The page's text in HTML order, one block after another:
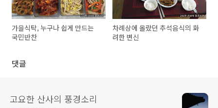
가을식탁, 누구나 쉽게 만드는
국민반찬
차례상에 올랐던 추석음식의 화
려한 변신
댓글
고요한 산사의 풍경소리